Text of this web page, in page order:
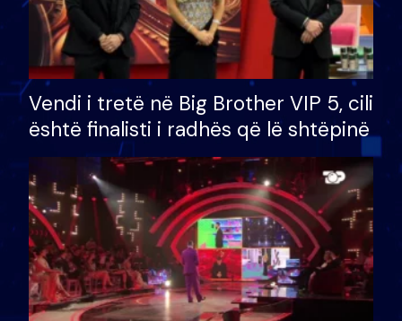
Vendi i tretë në Big Brother VIP 5, cili
është finalisti i radhës që lë shtëpinë